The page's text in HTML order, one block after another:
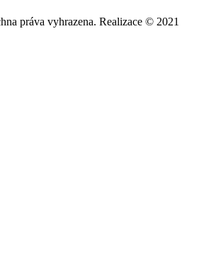
práva vyhrazena. Realizace © 2021